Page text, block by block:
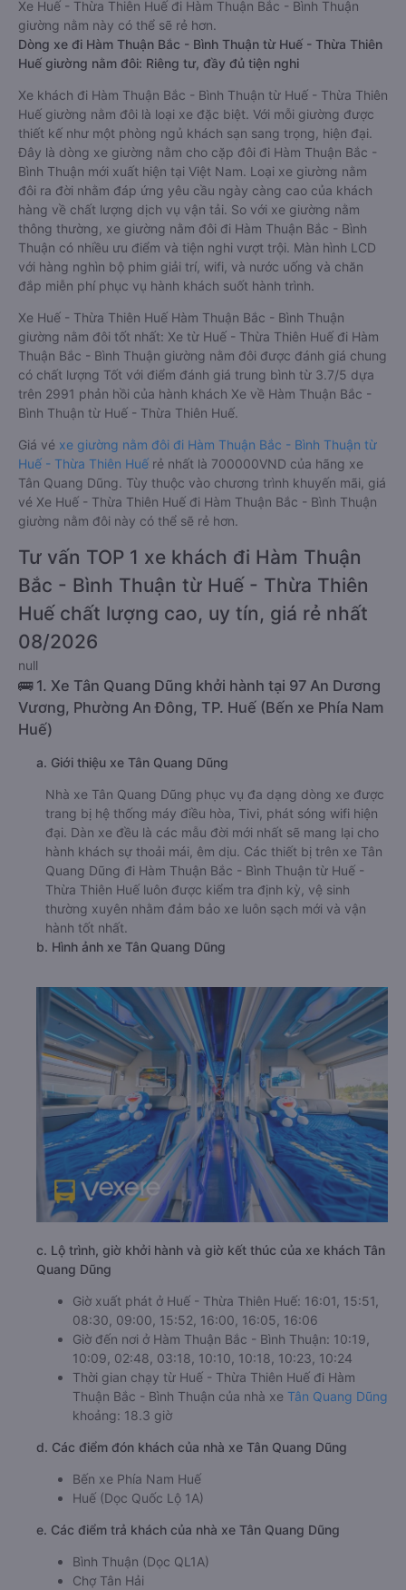
Xe Huế - Thừa Thiên Huế đi Hàm Thuận Bắc - Bình Thuận
giường nằm này có thể sẽ rẻ hơn.
Dòng xe đi Hàm Thuận Bắc - Bình Thuận từ Huế - Thừa Thiên
Huế giường nằm đôi: Riêng tư, đầy đủ tiện nghi
Xe khách đi Hàm Thuận Bắc - Bình Thuận từ Huế - Thừa Thiên
Huế giường nằm đôi là loại xe đặc biệt. Với mỗi giường được
thiết kế như một phòng ngủ khách sạn sang trọng, hiện đại.
Đây là dòng xe giường nằm cho cặp đôi đi Hàm Thuận Bắc -
Bình Thuận mới xuất hiện tại Việt Nam. Loại xe giường nằm
đôi ra đời nhằm đáp ứng yêu cầu ngày càng cao của khách
hàng về chất lượng dịch vụ vận tải. So với xe giường nằm
thông thường, xe giường nằm đôi đi Hàm Thuận Bắc - Bình
Thuận có nhiều ưu điểm và tiện nghi vượt trội. Màn hình LCD
với hàng nghìn bộ phim giải trí, wifi, và nước uống và chăn
đắp miễn phí phục vụ hành khách suốt hành trình.
Xe Huế - Thừa Thiên Huế Hàm Thuận Bắc - Bình Thuận
giường nằm đôi tốt nhất: Xe từ Huế - Thừa Thiên Huế đi Hàm
Thuận Bắc - Bình Thuận giường nằm đôi được đánh giá chung
có chất lượng Tốt với điểm đánh giá trung bình từ 3.7/5 dựa
trên 2991 phản hồi của hành khách Xe về Hàm Thuận Bắc -
Bình Thuận từ Huế - Thừa Thiên Huế.
Giá vé xe giường nằm đôi đi Hàm Thuận Bắc - Bình Thuận từ
Huế - Thừa Thiên Huế rẻ nhất là 700000VND của hãng xe
Tân Quang Dũng. Tùy thuộc vào chương trình khuyến mãi, giá
vé Xe Huế - Thừa Thiên Huế đi Hàm Thuận Bắc - Bình Thuận
giường nằm đôi này có thể sẽ rẻ hơn.
Tư vấn TOP 1 xe khách đi Hàm Thuận
Bắc - Bình Thuận từ Huế - Thừa Thiên
Huế chất lượng cao, uy tín, giá rẻ nhất
08/2026
null
🚌 1. Xe Tân Quang Dũng khởi hành tại 97 An Dương
Vương, Phường An Đông, TP. Huế (Bến xe Phía Nam
Huế)
a. Giới thiệu xe Tân Quang Dũng
Nhà xe Tân Quang Dũng phục vụ đa dạng dòng xe được
trang bị hệ thống máy điều hòa, Tivi, phát sóng wifi hiện
đại. Dàn xe đều là các mẫu đời mới nhất sẽ mang lại cho
hành khách sự thoải mái, êm dịu. Các thiết bị trên xe Tân
Quang Dũng đi Hàm Thuận Bắc - Bình Thuận từ Huế -
Thừa Thiên Huế luôn được kiểm tra định kỳ, vệ sinh
thường xuyên nhằm đảm bảo xe luôn sạch mới và vận
hành tốt nhất.
b. Hình ảnh xe Tân Quang Dũng
c. Lộ trình, giờ khởi hành và giờ kết thúc của xe khách Tân
Quang Dũng
Giờ xuất phát ở Huế - Thừa Thiên Huế: 16:01, 15:51,
08:30, 09:00, 15:52, 16:00, 16:05, 16:06
Giờ đến nơi ở Hàm Thuận Bắc - Bình Thuận: 10:19,
10:09, 02:48, 03:18, 10:10, 10:18, 10:23, 10:24
Thời gian chạy từ Huế - Thừa Thiên Huế đi Hàm
Thuận Bắc - Bình Thuận của nhà xe Tân Quang Dũng
khoảng: 18.3 giờ
d. Các điểm đón khách của nhà xe Tân Quang Dũng
Bến xe Phía Nam Huế
Huế (Dọc Quốc Lộ 1A)
e. Các điểm trả khách của nhà xe Tân Quang Dũng
Bình Thuận (Dọc QL1A)
Chợ Tân Hải